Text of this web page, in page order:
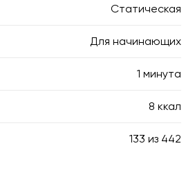
Статическая
Для начинающих
1 минута
8 ккал
133 из 442